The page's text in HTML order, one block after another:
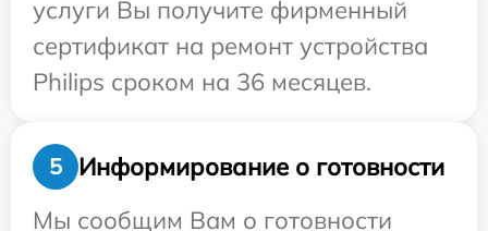
услуги Вы получите фирменный
сертификат на ремонт устройства
Philips сроком на 36 месяцев.
5
Информирование о готовности
Мы сообщим Вам о готовности